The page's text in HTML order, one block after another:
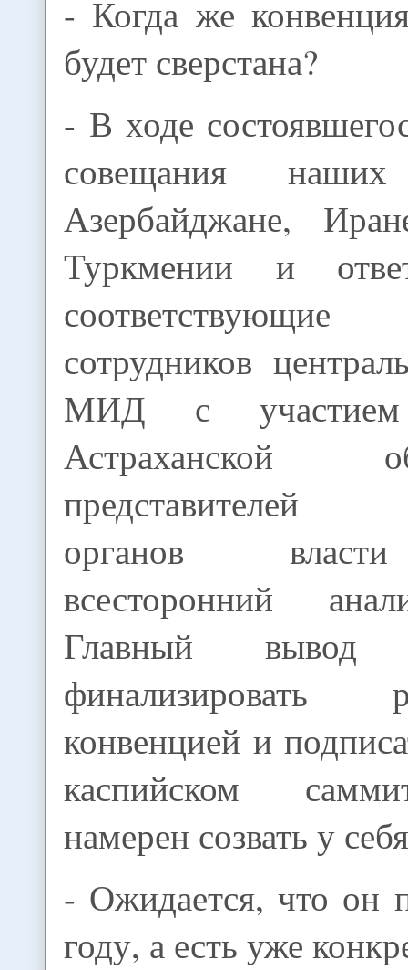
- Когда же
будет сверстана?
- В ходе
совещания
Азербайджане,
Туркмении и
соответствующие
сотрудников
МИД с участием
Астраханской
представителей
органов
всесторонний
Главный
конвенцией и
каспийском
намерен созвать у
- Ожидается, что он
году, а есть уже